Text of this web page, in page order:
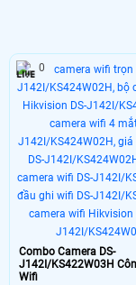
Combo Camera DS-
J142I/KS422W03H Công Nghệ
Wifi
0